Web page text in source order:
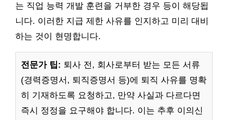
는 직업 능력 개발 훈련을 거부한 경우 등이 해당됩
니다. 이러한 지급 제한 사유를 인지하고 미리 대비
하는 것이 현명합니다.
전문가 팁: 퇴사 전, 회사로부터 받는 모든 서류
(경력증명서, 퇴직증명서 등)에 퇴직 사유를 명확
히 기재하도록 요청하고, 만약 사실과 다르다면
즉시 정정을 요구해야 합니다. 이는 추후 이의신